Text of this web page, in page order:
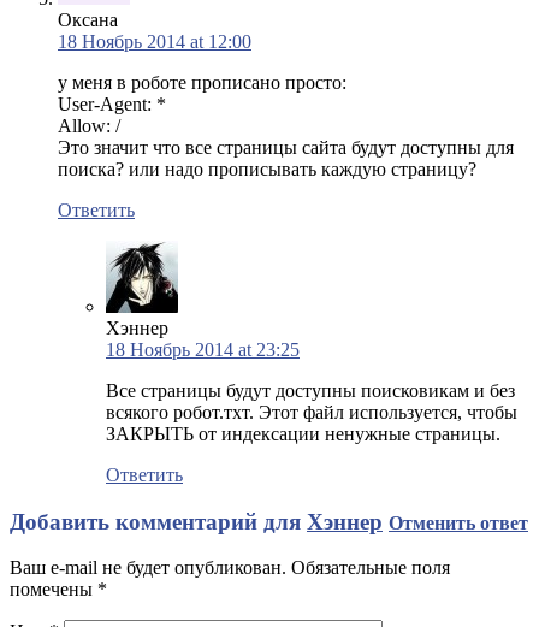
Оксана
18 Ноябрь 2014 at 12:00
у меня в роботе прописано просто:
User-Agent: *
Allow: /
Это значит что все страницы сайта будут доступны для
поиска? или надо прописывать каждую страницу?
Ответить
Хэннер
18 Ноябрь 2014 at 23:25
Все страницы будут доступны поисковикам и без
всякого робот.тхт. Этот файл используется, чтобы
ЗАКРЫТЬ от индексации ненужные страницы.
Ответить
Добавить комментарий для Хэннер Отменить ответ
Ваш e-mail не будет опубликован. Обязательные поля
помечены *